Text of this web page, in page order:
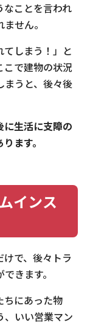
なことを言われ
せん。
てしまう！」と
こで建物の状況
まうと、後々後
に生活に支障の
ます。
インス
で、後々トラ
きます。
ちにあった物
、いい営業マン